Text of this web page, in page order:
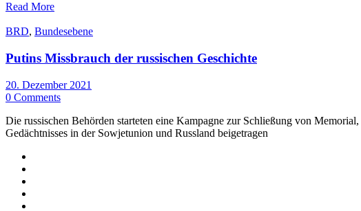
Read More
BRD, Bundesebene
Putins Missbrauch der russischen Geschichte
20. Dezember 2021
0 Comments
Die russischen Behörden starteten eine Kampagne zur Schließung von
Gedächtnisses in der Sowjetunion und Russland beigetragen